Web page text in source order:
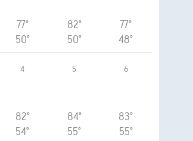
77°
50°
82°
50°
77°
48°
4
82°
54°
5
84°
55°
6
83°
55°